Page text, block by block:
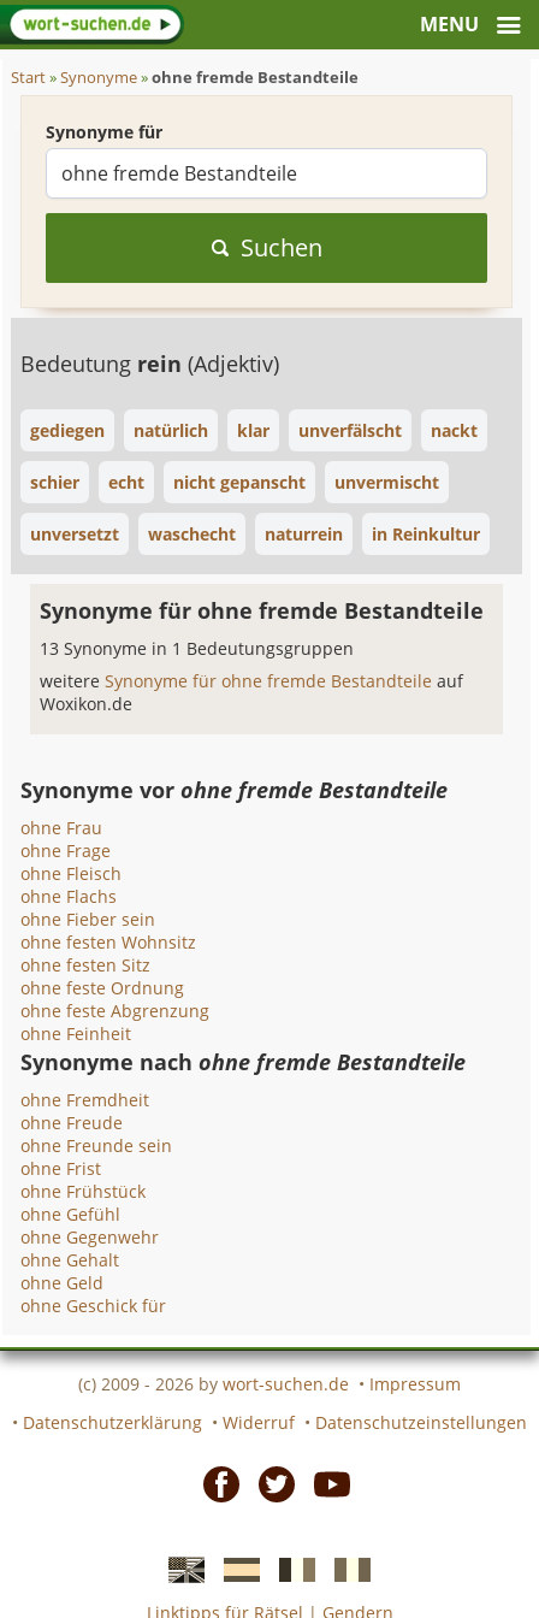
Start»Synonyme»ohne fremde Bestandteile
Synonyme für
Suchen
Bedeutung rein(Adjektiv)
gediegen natürlich klar unverfälscht nackt
schier echt nicht gepanscht unvermischt
unversetzt waschecht naturrein in Reinkultur
Synonyme für ohne fremde Bestandteile
13 Synonyme in 1 Bedeutungsgruppen
weitereSynonyme für ohne fremde Bestandteileauf
Woxikon.de
Synonyme vorohne fremde Bestandteile
ohne Frau
ohne Frage
ohne Fleisch
ohne Flachs
ohne Fieber sein
ohne festen Wohnsitz
ohne festen Sitz
ohne feste Ordnung
ohne feste Abgrenzung
ohne Feinheit
Synonyme nachohne fremde Bestandteile
ohne Fremdheit
ohne Freude
ohne Freunde sein
ohne Frist
ohne Frühstück
ohne Gefühl
ohne Gegenwehr
ohne Gehalt
ohne Geld
ohne Geschick für
(c) 2009 - 2026 by wort-suchen.de • Impressum
• Datenschutzerklärung • Widerruf • Datenschutzeinstellungen
Linktipps für Rätsel | Gendern